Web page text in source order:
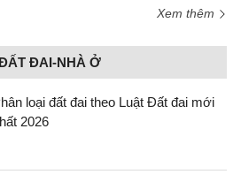
Xem thêm
ĐAI-NHÀ Ở
loại đất đai theo Luật Đất đai mới
2026